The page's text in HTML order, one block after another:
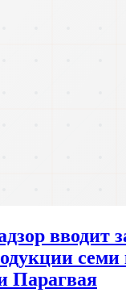
вводит
Парагвая